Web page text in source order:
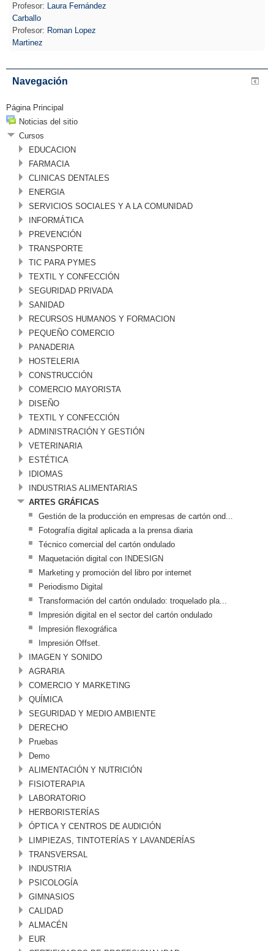
Profesor:
Laura Fernández
Carballo
Profesor: Roman Lopez
Martinez
Navegación
Página Principal
Noticias del sitio
Cursos
EDUCACION
FARMACIA
CLINICAS DENTALES
ENERGIA
SERVICIOS SOCIALES Y A LA COMUNIDAD
INFORMÁTICA
PREVENCIÓN
TRANSPORTE
TIC PARA PYMES
TEXTIL Y CONFECCIÓN
SEGURIDAD PRIVADA
SANIDAD
RECURSOS HUMANOS Y FORMACION
PEQUEÑO COMERCIO
PANADERIA
HOSTELERIA
CONSTRUCCIÓN
COMERCIO MAYORISTA
DISEÑO
TEXTIL Y CONFECCIÓN
ADMINISTRACIÓN Y GESTIÓN
VETERINARIA
ESTÉTICA
IDIOMAS
INDUSTRIAS ALIMENTARIAS
ARTES GRÁFICAS
Gestión de la producción en empresas de cartón ond...
Fotografía digital aplicada a la prensa diaria
Técnico comercial del cartón ondulado
Maquetación digital con INDESIGN
Marketing y promoción del libro por internet
Periodismo Digital
Transformación del cartón ondulado: troquelado pla...
Impresión digital en el sector del cartón ondulado
Impresión flexográfica
Impresión Offset.
IMAGEN Y SONIDO
AGRARIA
COMERCIO Y MARKETING
QUÍMICA
SEGURIDAD Y MEDIO AMBIENTE
DERECHO
Pruebas
Demo
ALIMENTACIÓN Y NUTRICIÓN
FISIOTERAPIA
LABORATORIO
HERBORISTERÍAS
ÓPTICA Y CENTROS DE AUDICIÓN
LIMPIEZAS, TINTOTERÍAS Y LAVANDERÍAS
TRANSVERSAL
INDUSTRIA
PSICOLOGÍA
GIMNASIOS
CALIDAD
ALMACÉN
EUR